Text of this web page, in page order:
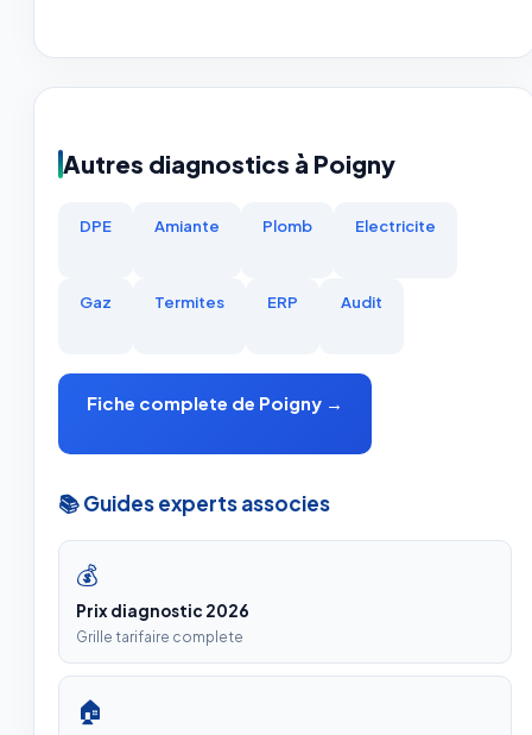
Autres diagnostics à Poigny
DPE Amiante Plomb Electricite
Gaz Termites ERP Audit
Fiche complete de Poigny →
📚 Guides experts associes
💰
Prix diagnostic 2026
Grille tarifaire complete
🏠